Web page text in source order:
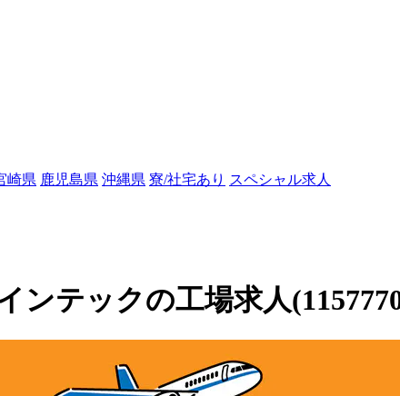
崎県 鹿児島県 沖縄県 寮/社宅あり スペシャル求人
ンテックの工場求人